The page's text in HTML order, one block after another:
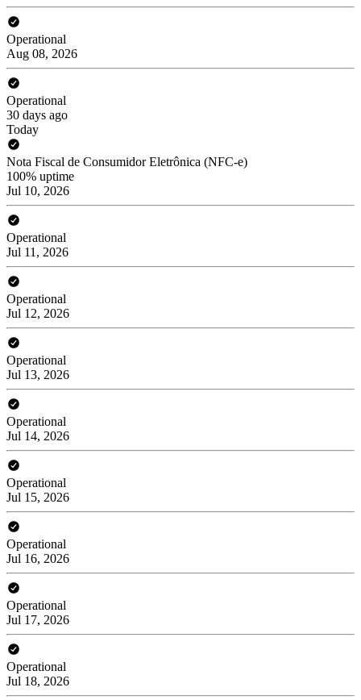
Operational
Aug 08, 2026
Operational
30 days ago
Today
Nota Fiscal de Consumidor Eletrônica (NFC-e)
100% uptime
Jul 10, 2026
Operational
Jul 11, 2026
Operational
Jul 12, 2026
Operational
Jul 13, 2026
Operational
Jul 14, 2026
Operational
Jul 15, 2026
Operational
Jul 16, 2026
Operational
Jul 17, 2026
Operational
Jul 18, 2026